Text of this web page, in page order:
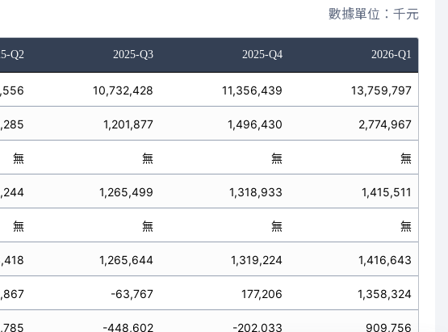
數據單位：千元
Q2 2025-Q3 2025-Q4 2026-Q1
10,732,428 11,356,439 13,759,797
1,201,877 1,496,430 2,774,967
無 無 無 無
1,265,499 1,318,933 1,415,511
無 無 無 無
1,265,644 1,319,224 1,416,643
-63,767 177,206 1,358,324
-448,602 -202,033 909,756